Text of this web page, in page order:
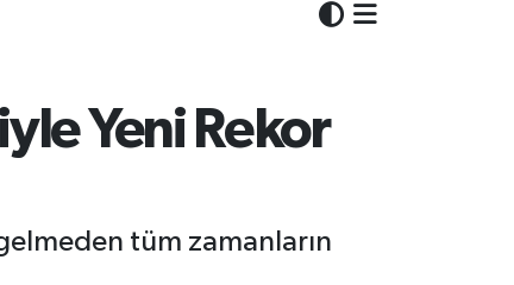
6862,09000
0.19
BİST100
Yeni Rekor
tüm zamanların